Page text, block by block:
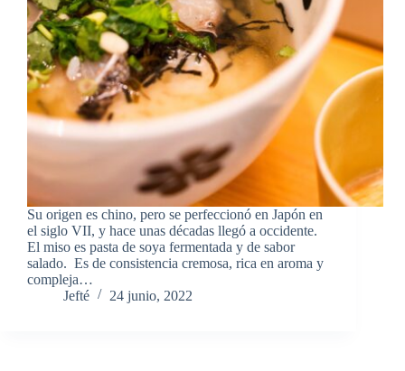
Su origen es chino, pero se perfeccionó en Japón en
el siglo VII, y hace unas décadas llegó a occidente.
El miso es pasta de soya fermentada y de sabor
salado. Es de consistencia cremosa, rica en aroma y
compleja…
Jefté
24 junio, 2022